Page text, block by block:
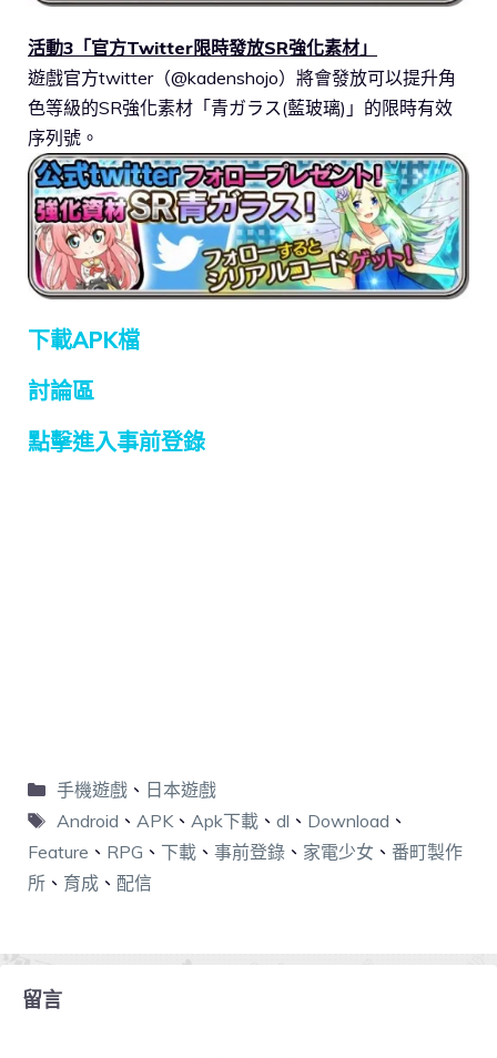
活動3「官方Twitter限時發放SR強化素材」
遊戲官方twitter（@kadenshojo）將會發放可以提升角
色等級的SR強化素材「青ガラス(藍玻璃)」的限時有效
序列號。
下載APK檔
討論區
點擊進入事前登錄
手機遊戲、 日本遊戲
Android 、 APK、 Apk下載、 dl 、 Download 、
Feature 、 RPG 、 下載 、 事前登錄 、 家電少女 、 番町製作
所 、 育成 、 配信
留言